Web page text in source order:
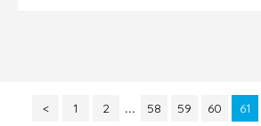
< 1 2 ... 58 59 60 61